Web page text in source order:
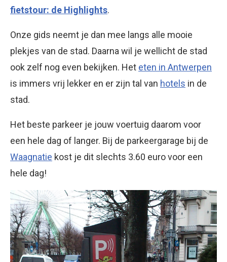
fietstour: de Highlights.
Onze gids neemt je dan mee langs alle mooie
plekjes van de stad. Daarna wil je wellicht de stad
ook zelf nog even bekijken. Het eten in Antwerpen
is immers vrij lekker en er zijn tal van hotels in de
stad.
Het beste parkeer je jouw voertuig daarom voor
een hele dag of langer. Bij de parkeergarage bij de
Waagnatie kost je dit slechts 3.60 euro voor een
hele dag!